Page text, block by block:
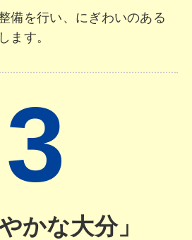
備を行い、にぎわいのある
ます。
3
かな大分」